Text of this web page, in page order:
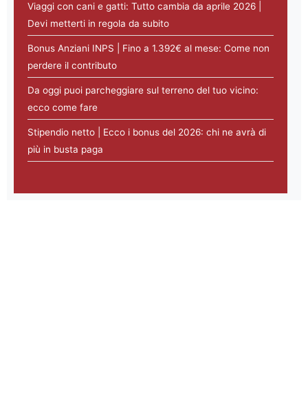
Viaggi con cani e gatti: Tutto cambia da aprile 2026 |
Devi metterti in regola da subito
Bonus Anziani INPS | Fino a 1.392€ al mese: Come non
perdere il contributo
Da oggi puoi parcheggiare sul terreno del tuo vicino:
ecco come fare
Stipendio netto | Ecco i bonus del 2026: chi ne avrà di
più in busta paga